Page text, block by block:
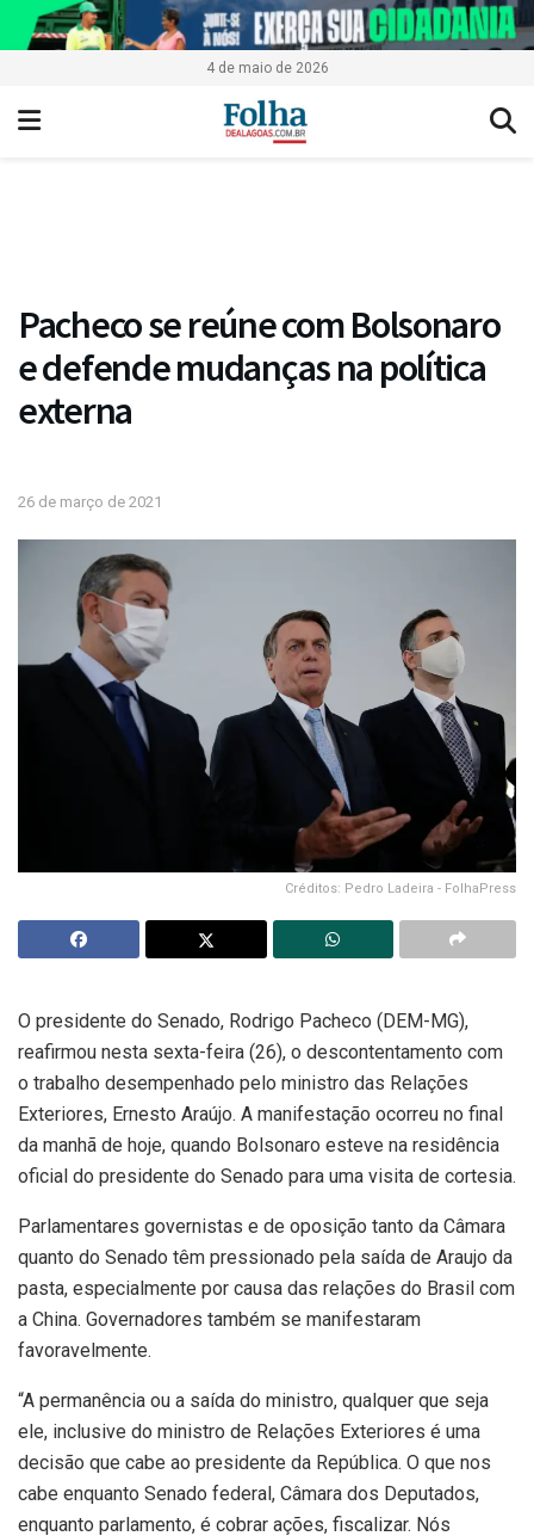
4 de maio de 2026
Pacheco se reúne com Bolsonaro
e defende mudanças na política
externa
26 de março de 2021
Créditos: Pedro Ladeira - FolhaPress
O presidente do Senado, Rodrigo Pacheco (DEM-MG),
reafirmou nesta sexta-feira (26), o descontentamento com
o trabalho desempenhado pelo ministro das Relações
Exteriores, Ernesto Araújo. A manifestação ocorreu no final
da manhã de hoje, quando Bolsonaro esteve na residência
oficial do presidente do Senado para uma visita de cortesia.
Parlamentares governistas e de oposição tanto da Câmara
quanto do Senado têm pressionado pela saída de Araujo da
pasta, especialmente por causa das relações do Brasil com
a China. Governadores também se manifestaram
favoravelmente.
“A permanência ou a saída do ministro, qualquer que seja
ele, inclusive do ministro de Relações Exteriores é uma
decisão que cabe ao presidente da República. O que nos
cabe enquanto Senado federal, Câmara dos Deputados,
enquanto parlamento, é cobrar ações, fiscalizar. Nós